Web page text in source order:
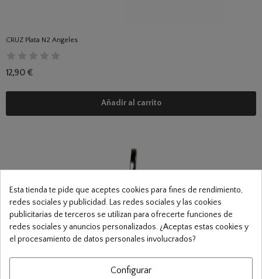
CRUZ Plata N2 Angeles
12,90 €
Añadir al carrito
Esta tienda te pide que aceptes cookies para fines de rendimiento,
redes sociales y publicidad. Las redes sociales y las cookies
publicitarias de terceros se utilizan para ofrecerte funciones de
redes sociales y anuncios personalizados. ¿Aceptas estas cookies y
el procesamiento de datos personales involucrados?
Configurar